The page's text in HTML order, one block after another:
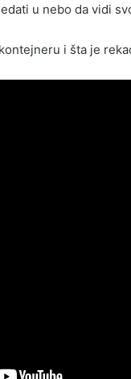
u nebo da vidi
i šta je